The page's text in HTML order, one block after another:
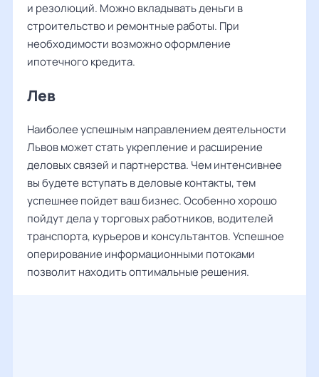
и резолюций. Можно вкладывать деньги в
строительство и ремонтные работы. При
необходимости возможно оформление
ипотечного кредита.
Лев
Наиболее успешным направлением деятельности
Львов может стать укрепление и расширение
деловых связей и партнерства. Чем интенсивнее
вы будете вступать в деловые контакты, тем
успешнее пойдет ваш бизнес. Особенно хорошо
пойдут дела у торговых работников, водителей
транспорта, курьеров и консультантов. Успешное
оперирование информационными потоками
позволит находить оптимальные решения.